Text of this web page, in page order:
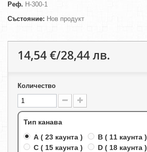
Реф. H-300-1
Състояние: Нов продукт
14,54 €/28,44 лв.
Количество
Тип канава
A ( 23 каунта )
B ( 11 каунта )
C ( 15 каунта )
D ( 18 каунта )